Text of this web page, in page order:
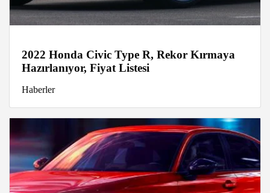
2022 Honda Civic Type R, Rekor Kırmaya
Hazırlanıyor, Fiyat Listesi
Haberler